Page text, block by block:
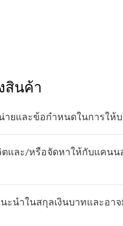
สินค้า
ายและข้อกำหนดในการใ
และ/หรือจัดหาให้กับแคน
นำในสกุลเงินบาทและอา